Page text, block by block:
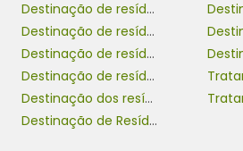
Destinação de resíduos perigosos
Destinação de resíduos classe 1
Destinação de resíduos eletrônicos
Destinação de resíduos sólidos industriais
Destinação dos resíduos sólidos
Destinação de Resíduos Orgânicos